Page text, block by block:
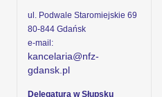
ul. Podwale Staromiejskie 69
80-844 Gdańsk
e-mail:
kancelaria@nfz-
gdansk.pl
Delegatura w Słupsku